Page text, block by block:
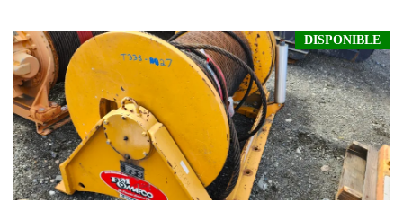
DISPONIBLE